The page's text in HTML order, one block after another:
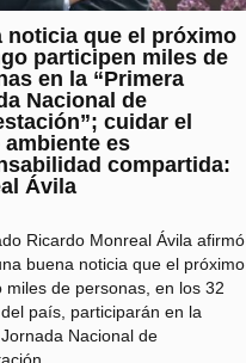
noticia que el próximo
participen miles de
en la “Primera
Nacional de
cuidar el
ambiente es
compartida:
Ávila
Ricardo Monreal Ávila afirmó
buena noticia que el próximo
miles de personas, en los 32
país, participarán en la
Nacional de